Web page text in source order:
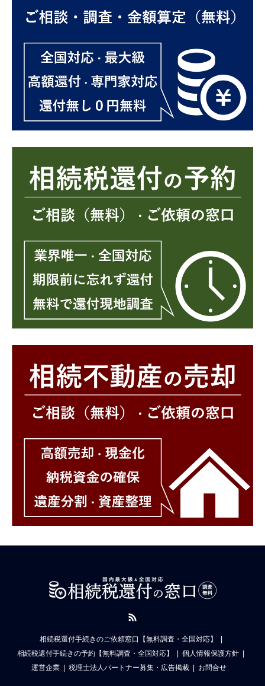
相続税還付手続きのご依頼窓口【無料調査・全国対応】
相続税還付手続きの予約【無料調査・全国対応】
個人情報保護方針
運営企業
税理士法人パートナー募集・広告掲載 お問合せ